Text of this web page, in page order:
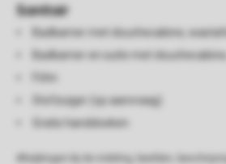
Sanitair
Badkamer met douchecabine,
Badkamer en suite met
Stofzuiger (op aanvraag)
Gratis handdoeken